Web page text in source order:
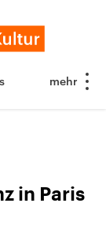
in Paris